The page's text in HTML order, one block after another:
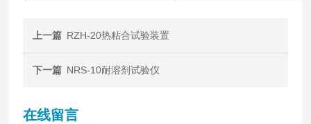
上一篇 RZH-20热粘合试验装置
下一篇 NRS-10耐溶剂试验仪
在线留言